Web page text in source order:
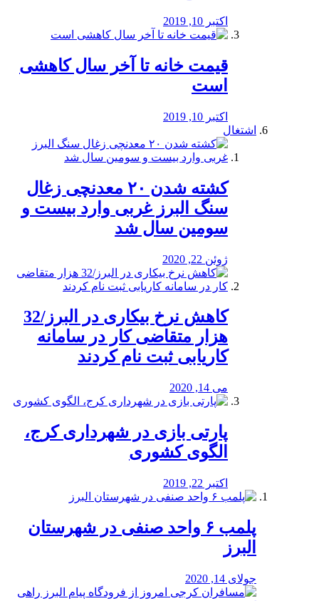
اکتبر 10, 2019
قیمت خانه تا آخر سال کاهشی
است
اکتبر 10, 2019
اشتغال
کشته شدن ۲۰ معدنچی زغال
سنگ البرز غربی وارد بیست و
سومین سال شد
ژوئن 22, 2020
کاهش نرخ بیکاری در البرز/32
هزار متقاضی کار در سامانه
کاریابی ثبت نام کردند
می 14, 2020
پارتی بازی در شهرداری کرج،
الگوی کشوری
اکتبر 22, 2019
پلمب ۶ واحد صنفی در شهرستان
البرز
جولای 14, 2020